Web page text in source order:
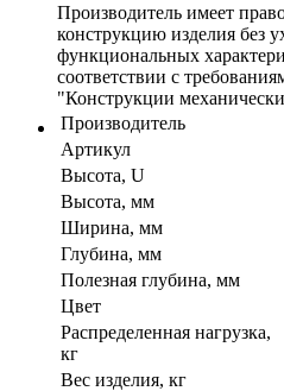
Производитель имеет
конструкцию изделия без
функциональных
соответствии с
"Конструкции
Производитель
Артикул
Высота, U
Высота, мм
Ширина, мм
Глубина, мм
Полезная глубина, мм
Цвет
Распределенная нагрузка,
кг
Вес изделия, кг